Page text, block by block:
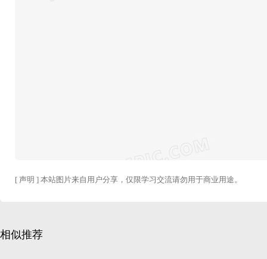
[ 声明 ] 本站图片来自用户分享，仅限学习交流请勿用于商业用途。
相似推荐